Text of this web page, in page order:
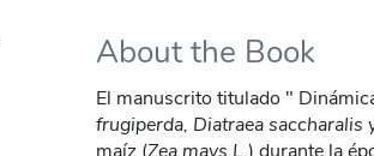
About the Book
El manuscrito titulado "
frugiperda, Diatraea saccharalis